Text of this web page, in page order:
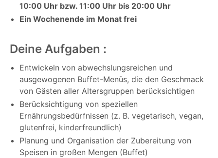
10:00 Uhr bzw. 11:00 Uhr bis 20:00 Uhr
Ein Wochenende im Monat frei
Deine Aufgaben :
Entwickeln von abwechslungsreichen und
ausgewogenen Buffet-Menüs, die den Geschmack
von Gästen aller Altersgruppen berücksichtigen
Berücksichtigung von speziellen
Ernährungsbedürfnissen (z. B. vegetarisch, vegan,
glutenfrei, kinderfreundlich)
Planung und Organisation der Zubereitung von
Speisen in großen Mengen (Buffet)